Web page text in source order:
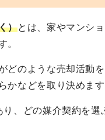
）とは、家やマンシ
。
どのような売却活動
かなどを取り決めます
、どの媒介契約を